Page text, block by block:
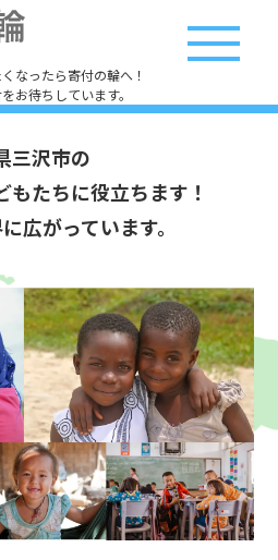
なったら寄付の輪へ！
お待ちしています。
三沢市の
たちに役立ちます！
広がっています。